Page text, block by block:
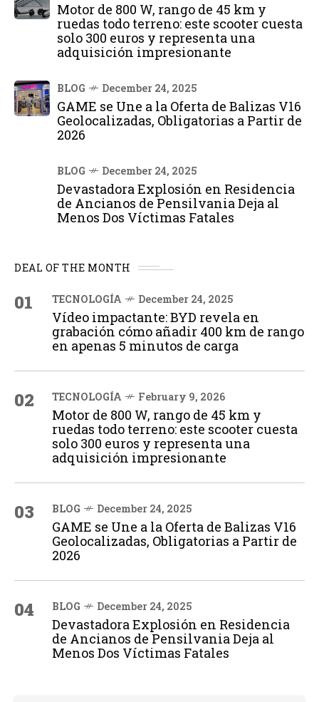
Motor de 800 W, rango de 45 km y
ruedas todo terreno: este scooter cuesta
solo 300 euros y representa una
adquisición impresionante
BLOG December 24, 2025
GAME se Une a la Oferta de Balizas V16
Geolocalizadas, Obligatorias a Partir de
2026
BLOG December 24, 2025
Devastadora Explosión en Residencia
de Ancianos de Pensilvania Deja al
Menos Dos Víctimas Fatales
DEAL OF THE MONTH
01 TECNOLOGÍA December 24, 2025
Vídeo impactante: BYD revela en
grabación cómo añadir 400 km de rango
en apenas 5 minutos de carga
02 TECNOLOGÍA February 9, 2026
Motor de 800 W, rango de 45 km y
ruedas todo terreno: este scooter cuesta
solo 300 euros y representa una
adquisición impresionante
03 BLOG December 24, 2025
GAME se Une a la Oferta de Balizas V16
Geolocalizadas, Obligatorias a Partir de
2026
04 BLOG December 24, 2025
Devastadora Explosión en Residencia
de Ancianos de Pensilvania Deja al
Menos Dos Víctimas Fatales